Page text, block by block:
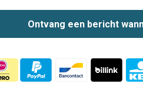
Ontvang een bericht